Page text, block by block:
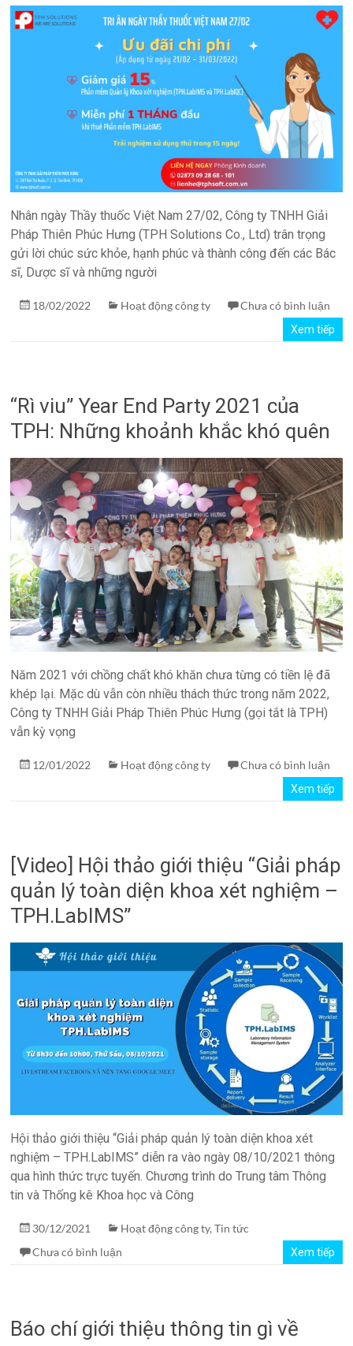
Nhân ngày Thầy thuốc Việt Nam 27/02, Công ty TNHH Giải
Pháp Thiên Phúc Hưng (TPH Solutions Co., Ltd) trân trọng
gửi lời chúc sức khỏe, hạnh phúc và thành công đến các Bác
sĩ, Dược sĩ và những người
18/02/2022 Hoạt động công ty Chưa có bình luận
Xem tiếp
“Rì viu” Year End Party 2021 của
TPH: Những khoảnh khắc khó quên
Năm 2021 với chồng chất khó khăn chưa từng có tiền lệ đã
khép lại. Mặc dù vẫn còn nhiều thách thức trong năm 2022,
Công ty TNHH Giải Pháp Thiên Phúc Hưng (gọi tắt là TPH)
vẫn kỳ vọng
12/01/2022 Hoạt động công ty Chưa có bình luận
Xem tiếp
[Video] Hội thảo giới thiệu “Giải pháp
quản lý toàn diện khoa xét nghiệm –
TPH.LabIMS”
Hội thảo giới thiệu “Giải pháp quản lý toàn diện khoa xét
nghiệm – TPH.LabIMS” diễn ra vào ngày 08/10/2021 thông
qua hình thức trực tuyến. Chương trình do Trung tâm Thông
tin và Thống kê Khoa học và Công
30/12/2021 Hoạt động công ty,Tin tức
Chưa có bình luận
Xem tiếp
Báo chí giới thiệu thông tin gì về